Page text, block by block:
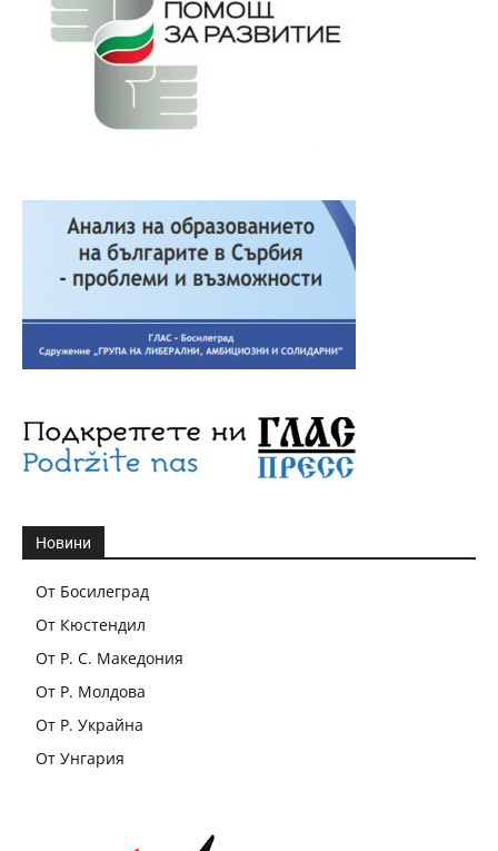
Новини
От Босилеград
От Кюстендил
От Р. С. Македония
От Р. Молдова
От Р. Украйна
От Унгария